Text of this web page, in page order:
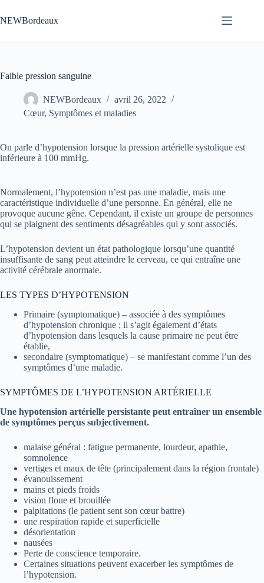
au
contenu
NEWBordeaux
Faible pression sanguine
NEWBordeaux
avril 26, 2022
Cœur, Symptômes et maladies
On parle d’hypotension lorsque la pression artérielle systolique est
inférieure à 100 mmHg.
Normalement, l’hypotension n’est pas une maladie, mais une
caractéristique individuelle d’une personne. En général, elle ne
provoque aucune gêne. Cependant, il existe un groupe de personnes
qui se plaignent des sentiments désagréables qui y sont associés.
L’hypotension devient un état pathologique lorsqu’une quantité
insuffisante de sang peut atteindre le cerveau, ce qui entraîne une
activité cérébrale anormale.
LES TYPES D’HYPOTENSION
Primaire (symptomatique) – associée à des symptômes
d’hypotension chronique ; il s’agit également d’états
d’hypotension dans lesquels la cause primaire ne peut être
établie,
secondaire (symptomatique) – se manifestant comme l’un des
symptômes d’une maladie.
SYMPTÔMES DE L’HYPOTENSION ARTÉRIELLE
Une hypotension artérielle persistante peut entraîner un ensemble
de symptômes perçus subjectivement.
malaise général : fatigue permanente, lourdeur, apathie,
somnolence
vertiges et maux de tête (principalement dans la région frontale)
évanouissement
mains et pieds froids
vision floue et brouillée
palpitations (le patient sent son cœur battre)
une respiration rapide et superficielle
désorientation
nausées
Perte de conscience temporaire.
Certaines situations peuvent exacerber les symptômes de
l’hypotension.